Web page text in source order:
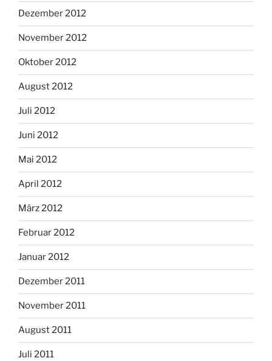
Dezember 2012
November 2012
Oktober 2012
August 2012
Juli 2012
Juni 2012
Mai 2012
April 2012
März 2012
Februar 2012
Januar 2012
Dezember 2011
November 2011
August 2011
Juli 2011